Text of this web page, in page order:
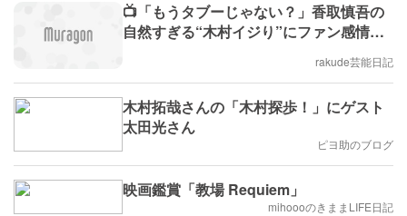
📺「もうタブーじゃない？」香取慎吾の
自然すぎる“木村イジり”にファン感情崩
rakude芸能日記
木村拓哉さんの「木村探歩！」にゲスト
太田光さん
ピヨ助のブログ
映画鑑賞「教場 Requiem」
mihoooのきままLIFE日記